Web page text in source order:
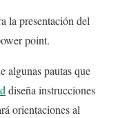
la presentación del
point.
algunas pautas que
diseña instrucciones
orientaciones al